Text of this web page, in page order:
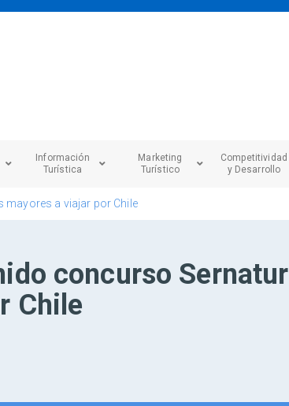
Información
Turística
Marketing
Turístico
Competitividad
y Desarrollo
mayores a viajar por Chile
concurso Sernatur
Chile